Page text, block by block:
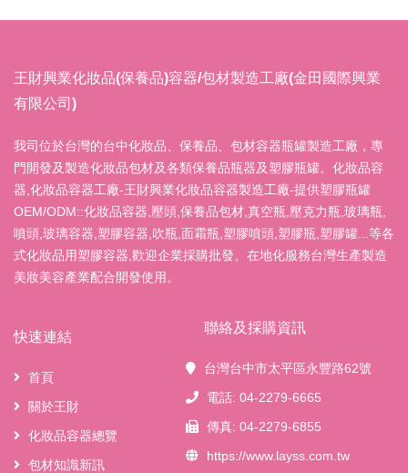
王財興業化妝品(保養品)容器/包材製造工廠(金田國際興業
有限公司)
我司位於台灣的台中化妝品、保養品、包材容器瓶罐製造工廠，專
門開發及製造化妝品包材及各類保養品瓶器及塑膠瓶罐。化妝品容
器,化妝品容器工廠-王財興業化妝品容器製造工廠-提供塑膠瓶罐
OEM/ODM::化妝品容器,壓頭,保養品包材,真空瓶,壓克力瓶,玻璃瓶,
噴頭,玻璃容器,塑膠容器,吹瓶,面霜瓶,塑膠噴頭,塑膠瓶,塑膠罐...等各
式化妝品用塑膠容器,歡迎企業採購批發。在地化服務台灣生產製造
美妝美容產業配合開發使用。
快速連結
首頁
關於王財
化妝品容器總覽
包材知識新訊
聯絡及採購資訊
台灣台中市太平區永豐路62號
電話: 04-2279-6665
傳真: 04-2279-6855
https://www.layss.com.tw